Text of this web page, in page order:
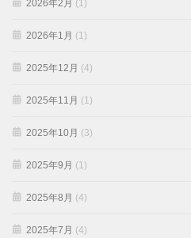
2026年2月 (1)
2026年1月 (1)
2025年12月 (4)
2025年11月 (1)
2025年10月 (3)
2025年9月 (1)
2025年8月 (4)
2025年7月 (4)